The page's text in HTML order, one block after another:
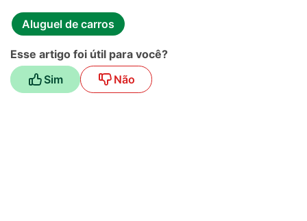
Esse artigo foi útil para você?
Sim
Não
Aluguel de carros